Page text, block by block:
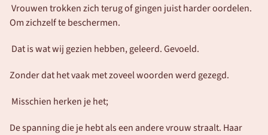
Vrouwen trokken zich terug of gingen juist harder oordelen.
Om zichzelf te beschermen.
Dat is wat wij gezien hebben, geleerd. Gevoeld.
Zonder dat het vaak met zoveel woorden werd gezegd.
Misschien herken je het;
De spanning die je hebt als een andere vrouw straalt. Haar